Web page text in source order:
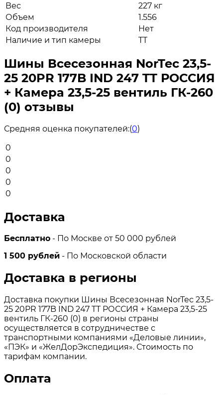
Вес
227 кг
Объем
1.556
Код производителя
Нет
Наличие и тип камеры
TT
Шины Всесезонная NorTec 23,5-
25 20PR 177B IND 247 TT РОССИЯ
+ Камера 23,5-25 вентиль ГК-260
(0) отзывы
Средняя оценка покупателей:(0)
0
0
0
0
0
Доставка
Бесплатно - По Москве от 50 000 рублей
1 500 рублей - По Московской области
Доставка в регионы
Доставка покупки Шины Всесезонная NorTec 23,5-
25 20PR 177B IND 247 TT РОССИЯ + Камера 23,5-25
вентиль ГК-260 (0) в регионы страны
осуществляется в сотрудничестве с
транспортными компаниями «Деловые линии»,
«ПЭК» и «ЖелДорЭкспедиция». Стоимость по
тарифам компании.
Оплата